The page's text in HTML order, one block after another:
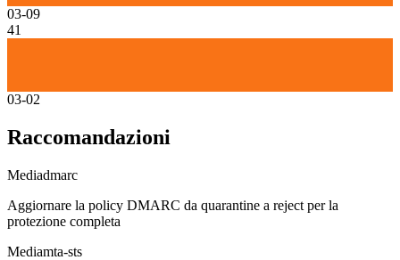
03-09
41
03-02
Raccomandazioni
Mediadmarc
Aggiornare la policy DMARC da quarantine a reject per la
protezione completa
Mediamta-sts